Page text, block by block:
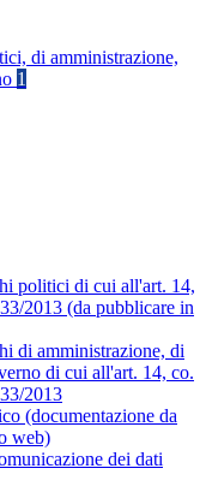
di amministrazione,
1
politici di cui all'art. 14,
2013 (da pubblicare in
di amministrazione, di
di cui all'art. 14, co.
2013
(documentazione da
web)
dei dati